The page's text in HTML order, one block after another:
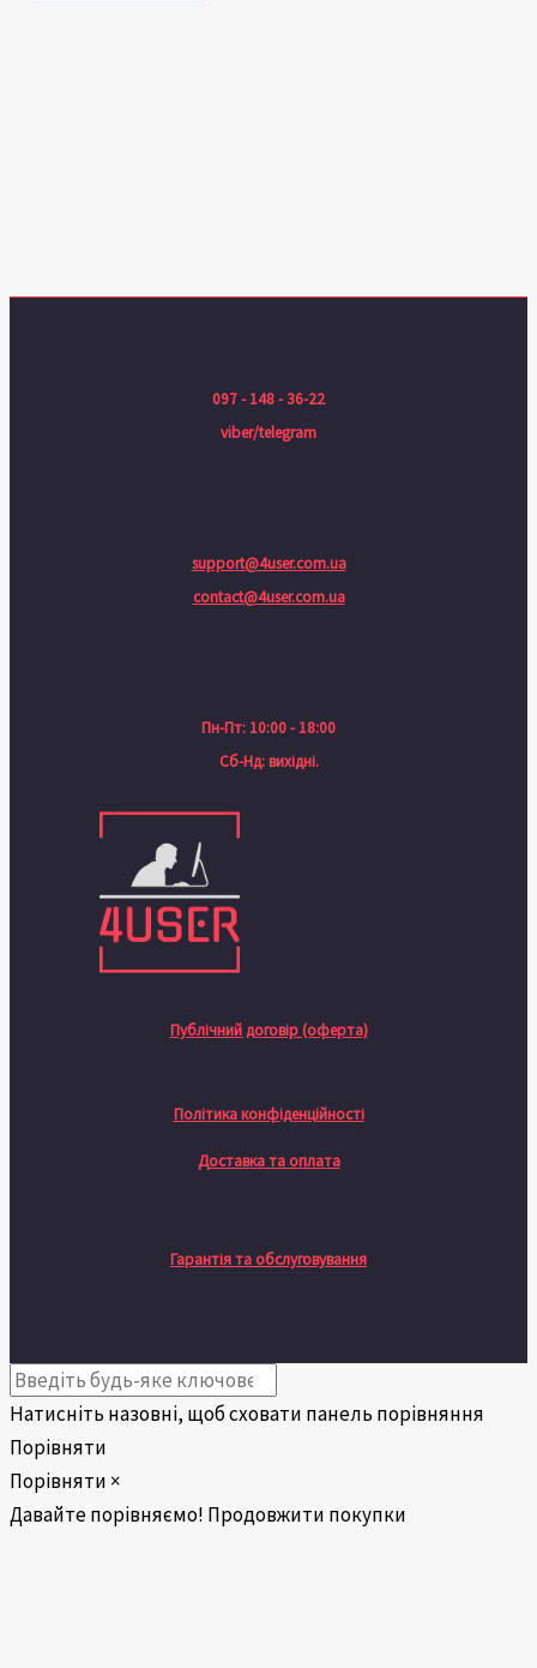
097 - 148 - 36-22
viber/telegram
support@4user.com.ua
contact@4user.com.ua
Пн-Пт: 10:00 - 18:00
Сб-Нд: вихідні.
Публічний договір (оферта)
Політика конфіденційності
Доставка та оплата
Гарантія та обслуговування
Натисніть назовні, щоб сховати панель порівняння
Порівняти
Порівняти ×
Давайте порівняємо! Продовжити покупки